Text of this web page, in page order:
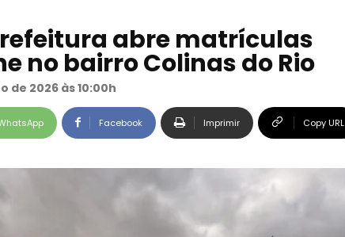
abre matrículas
no bairro Colinas do Rio
de 2026 às 10:00h
Facebook Imprimir Copy URL